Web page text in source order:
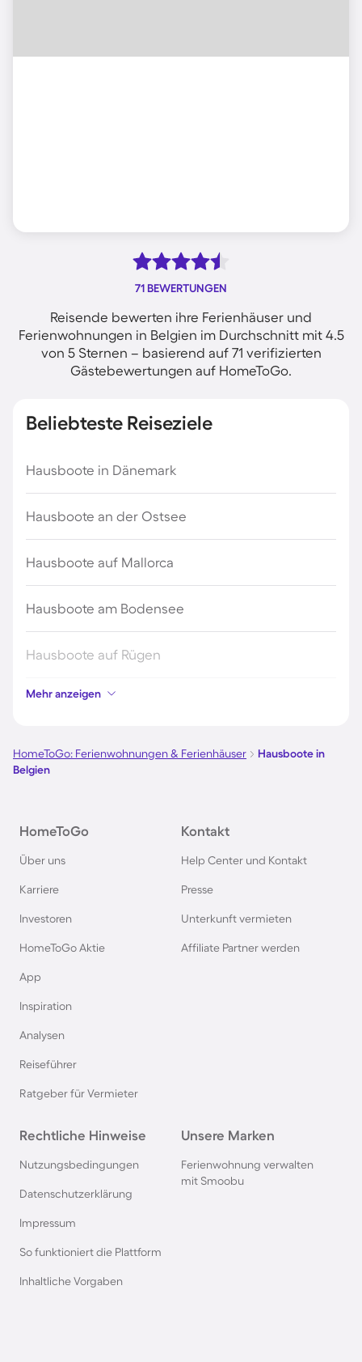
71 BEWERTUNGEN
Reisende bewerten ihre Ferienhäuser und
Ferienwohnungen in Belgien im Durchschnitt mit 4.5
von 5 Sternen – basierend auf 71 verifizierten
Gästebewertungen auf HomeToGo.
Beliebteste Reiseziele
Hausboote in Dänemark
Hausboote an der Ostsee
Hausboote auf Mallorca
Hausboote am Bodensee
Hausboote auf Rügen
Hausboote an der Nordsee
Hausboote in Kroatien
Hausboote in Österreich
Hausboote in Hamburg
Hausboote in Berlin
Hausboote in Schweden
Hausboote in Holland
Seenplatte
Hausboote in Heiligenhafen
Mehr anzeigen
HomeToGo: Ferienwohnungen & Ferienhäuser
Hausboote in
Belgien
HomeToGo
Über uns
Karriere
Investoren
HomeToGo Aktie
App
Inspiration
Analysen
Reiseführer
Ratgeber für Vermieter
Kontakt
Help Center und Kontakt
Presse
Unterkunft vermieten
Affiliate Partner werden
Rechtliche Hinweise
Nutzungsbedingungen
Datenschutzerklärung
Impressum
So funktioniert die Plattform
Inhaltliche Vorgaben
Unsere Marken
Ferienwohnung verwalten
mit Smoobu